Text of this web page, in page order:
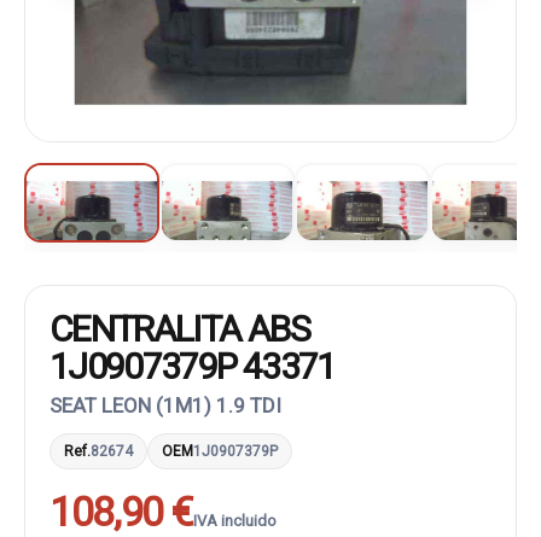
CENTRALITA ABS
1J0907379P 43371
SEAT LEON (1M1) 1.9 TDI
Ref.82674 OEM1J0907379P
108,90 €IVA incluido